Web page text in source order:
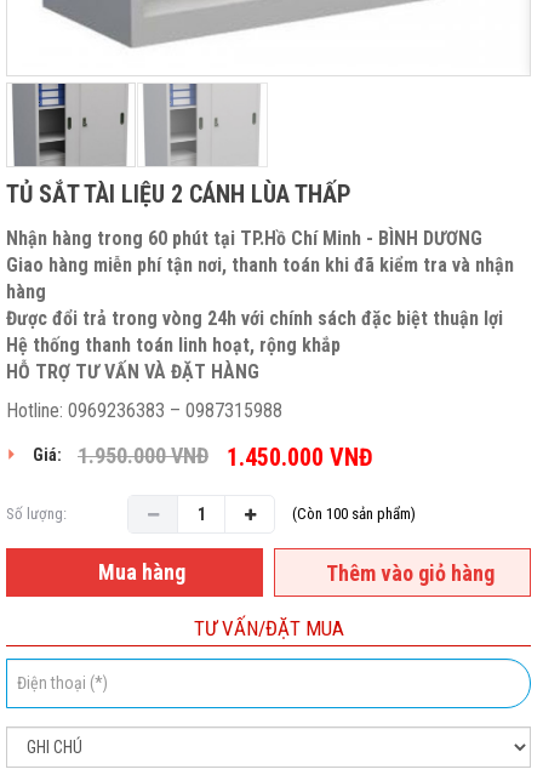
TỦ SẮT TÀI LIỆU 2 CÁNH LÙA THẤP
Nhận hàng trong 60 phút tại TP.Hồ Chí Minh - BÌNH DƯƠNG
Giao hàng miễn phí tận nơi, thanh toán khi đã kiểm tra và nhận
hàng
Được đổi trả trong vòng 24h với chính sách đặc biệt thuận lợi
Hệ thống thanh toán linh hoạt, rộng khắp
HỖ TRỢ TƯ VẤN VÀ ĐẶT HÀNG
Hotline: 0969236383 – 0987315988
Giá: 1.950.000VNĐ 1.450.000 VNĐ
Số lượng: (Còn 100 sản phẩm)
Mua hàng Thêm vào giỏ hàng
TƯ VẤN/ĐẶT MUA